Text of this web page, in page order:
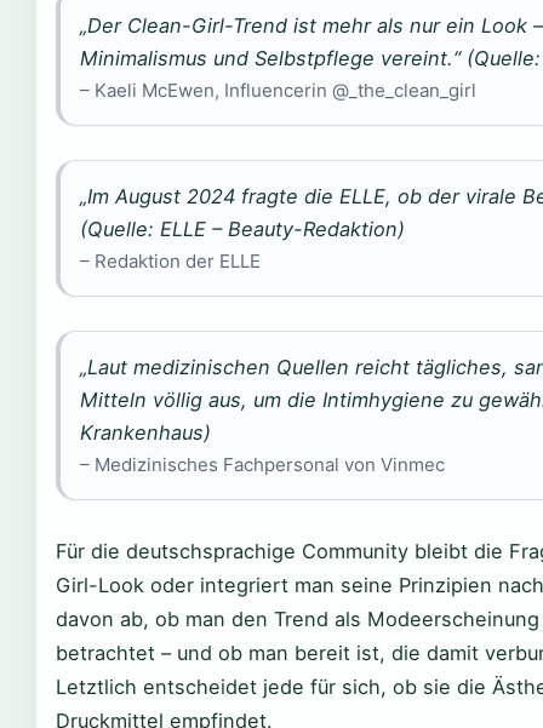
„Der Clean-Girl-Trend ist mehr als nur ein Look
Minimalismus und Selbstpflege vereint.“
– Kaeli McEwen, Influencerin @_the_clean_girl
„Im August 2024 fragte die ELLE, ob der virale
(Quelle: ELLE – Beauty-Redaktion)
– Redaktion der ELLE
„Laut medizinischen Quellen reicht tägliches,
Mitteln völlig aus, um die Intimhygiene zu
Krankenhaus)
– Medizinisches Fachpersonal von Vinmec
Für die deutschsprachige Community bleibt die
Girl-Look oder integriert man seine Prinzipien
davon ab, ob man den Trend als
betrachtet – und ob man bereit ist, die damit
Letztlich entscheidet jede für sich, ob sie die
Druckmittel empfindet.